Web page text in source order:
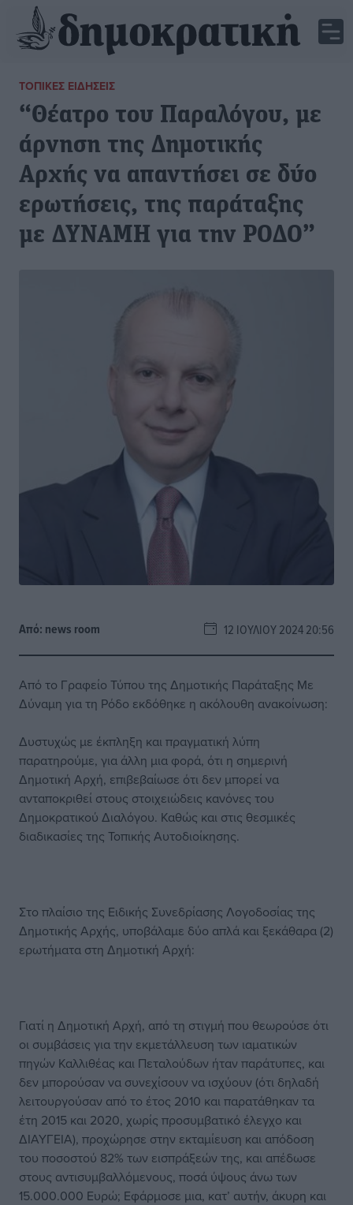
ΤΟΠΙΚΈΣ ΕΙΔΉΣΕΙΣ
“Θέατρο του Παραλόγου, με
άρνηση της Δημοτικής
Αρχής να απαντήσει σε δύο
ερωτήσεις, της παράταξης
με ΔΥΝΑΜΗ για την ΡΟΔΟ”
Από: news room 12 ΙΟΥΛΊΟΥ 2024 20:56
Από το Γραφείο Τύπου της Δημοτικής Παράταξης Με
Δύναμη για τη Ρόδο εκδόθηκε η ακόλουθη ανακοίνωση:
Δυστυχώς με έκπληξη και πραγματική λύπη
παρατηρούμε, για άλλη μια φορά, ότι η σημερινή
Δημοτική Αρχή, επιβεβαίωσε ότι δεν μπορεί να
ανταποκριθεί στους στοιχειώδεις κανόνες του
Δημοκρατικού Διαλόγου. Καθώς και στις θεσμικές
διαδικασίες της Τοπικής Αυτοδιοίκησης.
Στο πλαίσιο της Ειδικής Συνεδρίασης Λογοδοσίας της
Δημοτικής Αρχής, υποβάλαμε δύο απλά και ξεκάθαρα (2)
ερωτήματα στη Δημοτική Αρχή:
Γιατί η Δημοτική Αρχή, από τη στιγμή που θεωρούσε ότι
οι συμβάσεις για την εκμετάλλευση των ιαματικών
πηγών Καλλιθέας και Πεταλούδων ήταν παράτυπες, και
δεν μπορούσαν να συνεχίσουν να ισχύουν (ότι δηλαδή
λειτουργούσαν από το έτος 2010 και παρατάθηκαν τα
έτη 2015 και 2020, χωρίς προσυμβατικό έλεγχο και
ΔΙΑΥΓΕΙΑ), προχώρησε στην εκταμίευση και απόδοση
του ποσοστού 82% των εισπράξεών της, και απέδωσε
στους αντισυμβαλλόμενους, ποσά ύψους άνω των
15.000.000 Ευρώ; Εφάρμοσε μια, κατ’ αυτήν, άκυρη και